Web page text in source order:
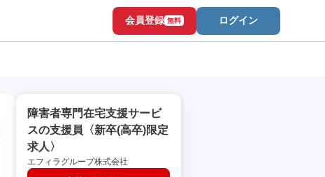
会員登録 無料 ログイン
障害者専門在宅支援サービ
スの支援員〈新卒(高卒)限定
求人〉
エフィラグループ株式会社